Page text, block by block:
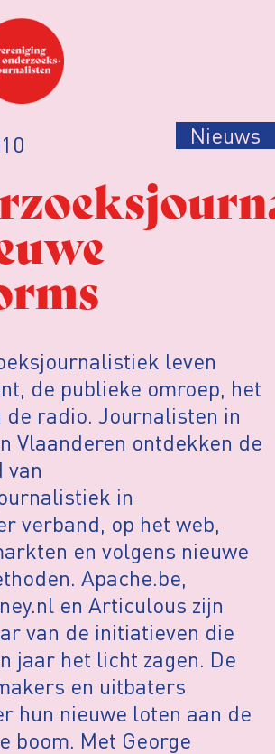
Nieuws
leven
de publieke omroep, het
de radio. Journalisten in
Vlaanderen ontdekken de
van
in
verband, op het web,
en volgens nieuwe
Apache.be,
en Articulous zijn
van de initiatieven die
jaar het licht zagen. De
en uitbaters
hun nieuwe loten aan de
boom. Met George